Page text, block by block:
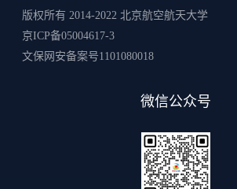
版权所有 2014-2022 北京航空航天大学
京ICP备05004617-3
文保网安备案号1101080018
微信公众号